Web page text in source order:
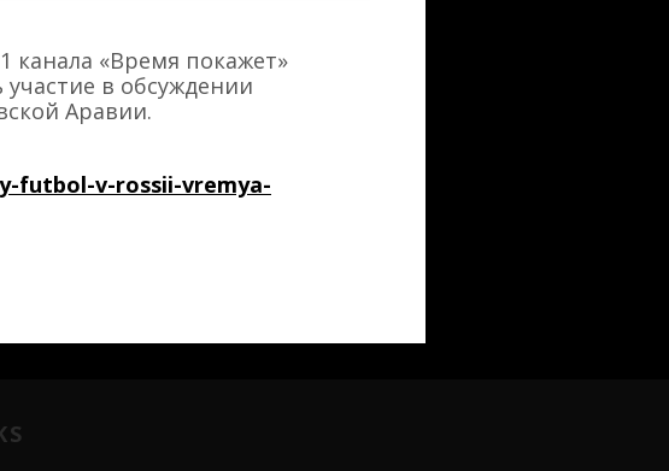
канала «Время покажет»
участие в обсуждении
Аравии.
futbol-v-rossii-vremya-